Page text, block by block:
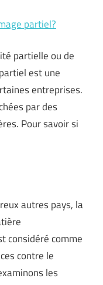
partiel?
partielle ou de
est une
entreprises.
par des
Pour savoir si
autres pays, la
considéré comme
contre le
les